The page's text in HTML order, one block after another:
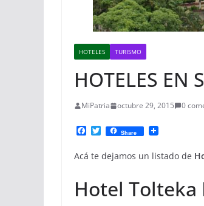
HOTELES TURISMO
HOTELES EN
MiPatria octubre 29, 2015 0
c
e
o
o
k
T
w
t
r
Share
Acá te dejamos un listado de
Hotel Tolteka